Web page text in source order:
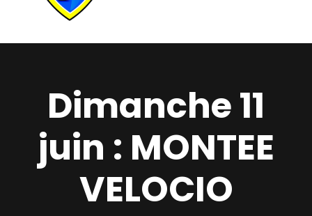
Dimanche 11
juin : MONTEE
VELOCIO